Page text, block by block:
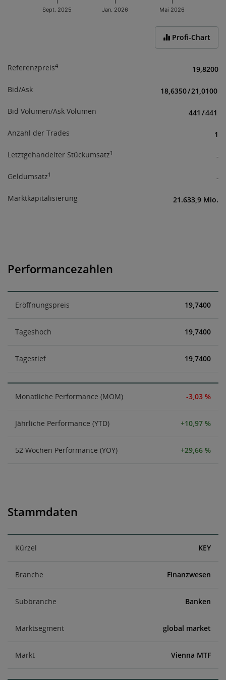
an verfügbaren Informationen für Investoren.
www.wienerborse.at/rechtliches/agb-5-1
) informiert
Sept. 2025 Jan. 2026 Mai 2026
Profi-Chart
Referenzpreis4 19,8200
Bid/Ask 18,6350/21,0100
Bid Volumen/Ask Volumen 441 /441
Anzahl der Trades 1
Letztgehandelter Stückumsatz1 -
Geldumsatz1 -
Marktkapitalisierung 21.633,9 Mio.
Performancezahlen
Eröffnungspreis 19,7400
Tageshoch 19,7400
Tagestief 19,7400
Monatliche Performance (MOM) -3,03 %
Jährliche Performance (YTD) +10,97 %
52 Wochen Performance (YOY) +29,66 %
Stammdaten
Kürzel KEY
Branche Finanzwesen
Subbranche Banken
Marktsegment global market
Markt Vienna MTF